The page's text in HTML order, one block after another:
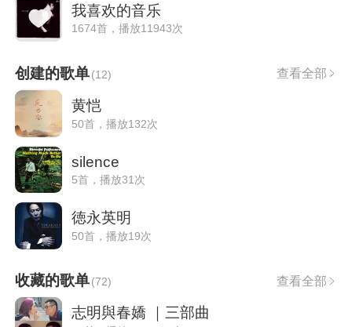
我喜欢的音乐
1674首，播放11943次
创建的歌单(12) 查看全部
黄恺
50首，播放132次
silence
5首，播放31次
徳永英明
50首，播放19次
收藏的歌单(72) 查看全部
志明與春嬌 ｜三部曲